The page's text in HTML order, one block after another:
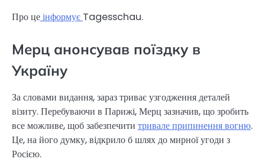
Про цеінформує Tagesschau.
Мерц анонсував поїздку в
Україну
За словами видання, зараз триває узгодження деталей
візиту. Перебуваючи в Парижі, Мерц зазначив, що зробить
все можливе, щоб забезпечити тривале припинення вогню.
Це, на його думку, відкрило б шлях до мирної угоди з
Росією.